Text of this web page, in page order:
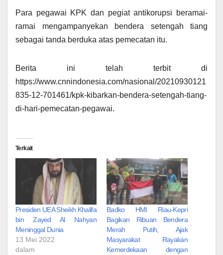
Para pegawai KPK dan pegiat antikorupsi beramai-
ramai mengampanyekan bendera setengah tiang
sebagai tanda berduka atas pemecatan itu.
Berita ini telah terbit di
https://www.cnnindonesia.com/nasional/20210930121
835-12-701461/kpk-kibarkan-bendera-setengah-tiang-
di-hari-pemecatan-pegawai.
Terkait
Presiden UEA Sheikh Khalifa
bin Zayed Al Nahyan
Meninggal Dunia
13 Mei 2022
dalam
Badko HMI Riau-Kepri
Bagikan Ribuan Bendera
Merah Putih, Ajak
Masyarakat Rayakan
Kemerdekaan dengan